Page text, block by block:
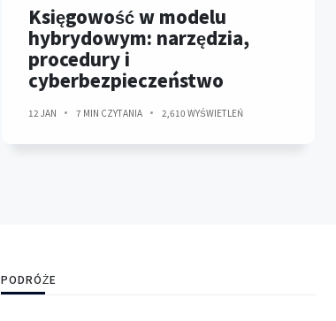
Księgowość w modelu
hybrydowym: narzędzia,
procedury i
cyberbezpieczeństwo
12 JAN 7 MIN CZYTANIA 2,610 WYŚWIETLEŃ
PODRÓŻE